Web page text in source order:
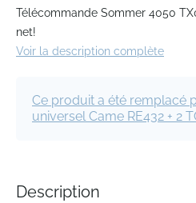
to
the
beginning
of
gallery
Télécommande Sommer 4050
net!
Voir la description complète
Ce produit a été remplacé
universel Came RE432 + 2
Description